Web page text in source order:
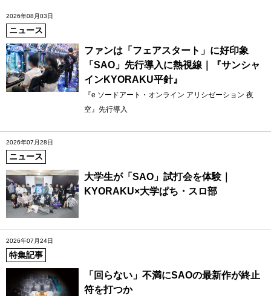
2026年08月03日
ニュース
ファンは「フェアスタート」に好印象
「SAO」先行導入に熱視線｜『サンシャ
インKYORAKU平針』
『e ソードアート・オンライン アリシゼーション 夜
空』先行導入
2026年07月28日
ニュース
大学生が「SAO」試打会を体験｜
KYORAKU×大学ぱち・スロ部
2026年07月24日
特集記事
「回らない」不満にSAOの最新作が終止
符を打つか